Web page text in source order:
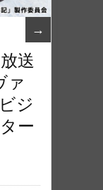
→
送
ァ
ジ
ー